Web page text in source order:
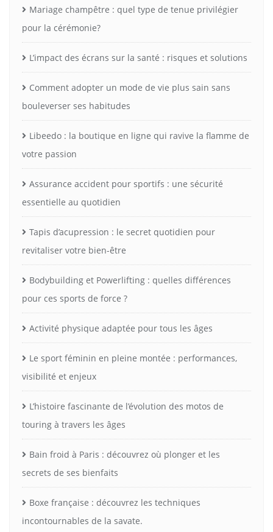
Mariage champêtre : quel type de tenue privilégier
pour la cérémonie?
L’impact des écrans sur la santé : risques et solutions
Comment adopter un mode de vie plus sain sans
bouleverser ses habitudes
Libeedo : la boutique en ligne qui ravive la flamme de
votre passion
Assurance accident pour sportifs : une sécurité
essentielle au quotidien
Tapis d’acupression : le secret quotidien pour
revitaliser votre bien-être
Bodybuilding et Powerlifting : quelles différences
pour ces sports de force ?
Activité physique adaptée pour tous les âges
Le sport féminin en pleine montée : performances,
visibilité et enjeux
L’histoire fascinante de l’évolution des motos de
touring à travers les âges
Bain froid à Paris : découvrez où plonger et les
secrets de ses bienfaits
Boxe française : découvrez les techniques
incontournables de la savate.